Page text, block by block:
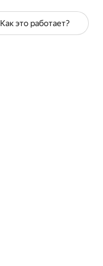
Как это работает?